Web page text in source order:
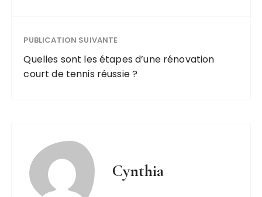
PUBLICATION SUIVANTE
Quelles sont les étapes d’une rénovation
court de tennis réussie ?
Cynthia